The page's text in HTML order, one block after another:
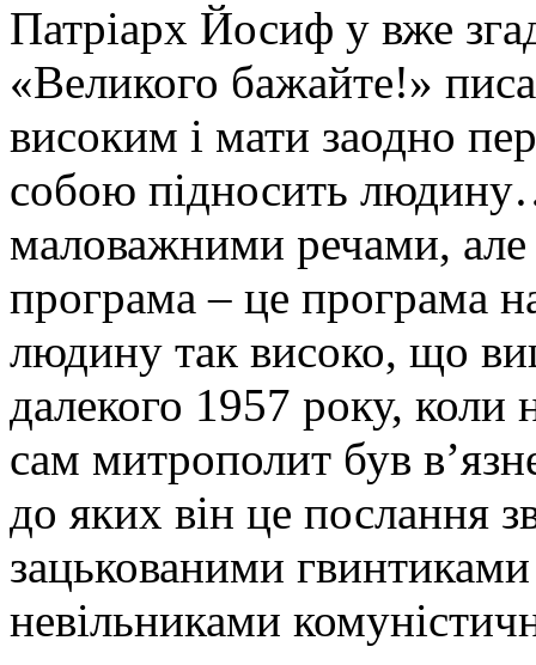
Патріарх Йосиф у вже
«Великого бажайте!»
високим і мати заодно
собою підносить
маловажними речами,
програма – це програма
людину так високо, що
далекого 1957 року, коли
сам митрополит був
до яких він це послання
зацькованими
невільниками